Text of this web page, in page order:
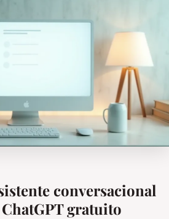
conversacional
gratuito